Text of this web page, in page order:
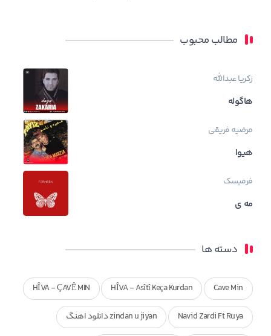
مطالب محبوب
زکریا عبدالله
هاگوله
مرضیه فریقی
هیوا
فرمیسک
مه ی
دسته ها
Cave Min
HÎVA - Asîtî Keça Kurdan
HÎVA - ÇAVÊ MIN
Navid Zardi Ft Ruya zindan u jiyan دانلود اهنگ